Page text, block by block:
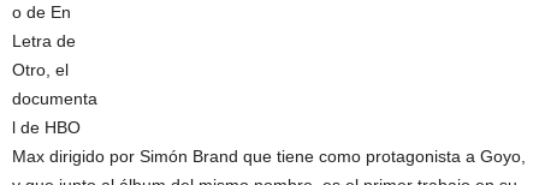
o de En
Letra de
Otro, el
documenta
l de HBO
Max dirigido por Simón Brand que tiene como protagonista a Goyo,